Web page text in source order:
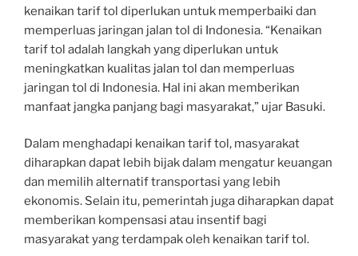
kenaikan tarif tol diperlukan untuk memperbaiki dan
memperluas jaringan jalan tol di Indonesia. “Kenaikan
tarif tol adalah langkah yang diperlukan untuk
meningkatkan kualitas jalan tol dan memperluas
jaringan tol di Indonesia. Hal ini akan memberikan
manfaat jangka panjang bagi masyarakat,” ujar Basuki.
Dalam menghadapi kenaikan tarif tol, masyarakat
diharapkan dapat lebih bijak dalam mengatur keuangan
dan memilih alternatif transportasi yang lebih
ekonomis. Selain itu, pemerintah juga diharapkan dapat
memberikan kompensasi atau insentif bagi
masyarakat yang terdampak oleh kenaikan tarif tol.